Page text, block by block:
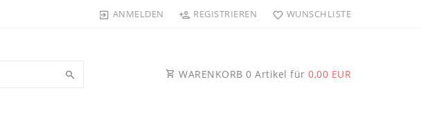
ANMELDEN REGISTRIEREN WUNSCHLISTE
WARENKORB 0 Artikel für 0,00 EUR